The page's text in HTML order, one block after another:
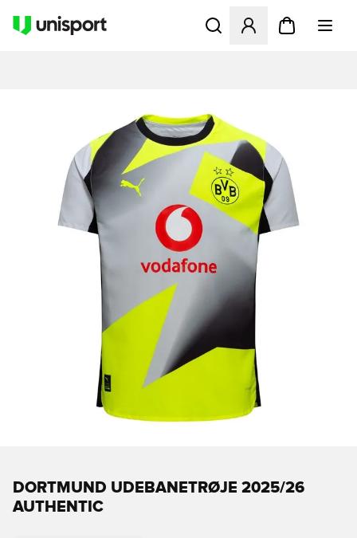
Åbner en Modal til at
DORTMUND UDEBANETRØJE 2025/26
AUTHENTIC